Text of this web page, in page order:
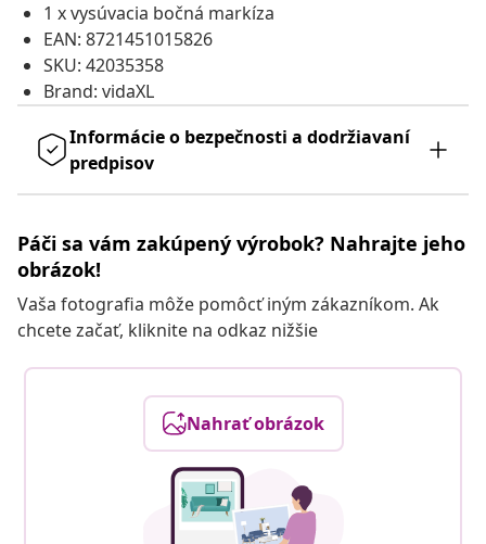
1 x vysúvacia bočná markíza
EAN: 8721451015826
SKU: 42035358
Brand: vidaXL
Informácie o bezpečnosti a dodržiavaní
predpisov
Páči sa vám zakúpený výrobok? Nahrajte jeho
obrázok!
Vaša fotografia môže pomôcť iným zákazníkom. Ak
chcete začať, kliknite na odkaz nižšie
Nahrať obrázok